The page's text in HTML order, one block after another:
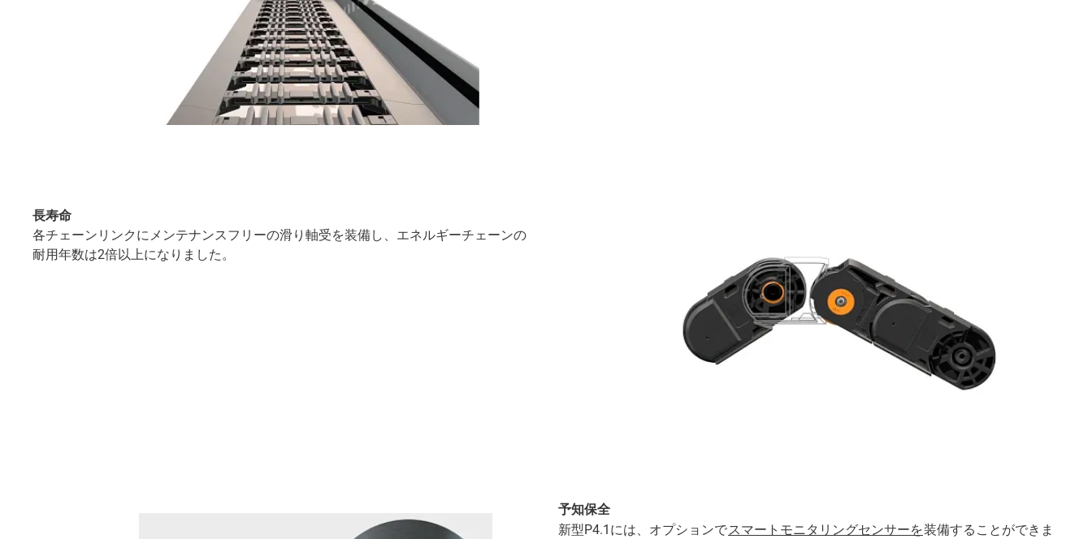
長寿命
各チェーンリンクにメンテナンスフリーの滑り軸受を装備し、エネルギーチェーンの
耐用年数は2倍以上になりました。
予知保全
新型P4.1には、オプションでスマートモニタリングセンサーを装備することができま